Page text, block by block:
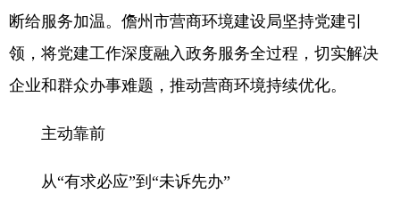
断给服务加温。儋州市营商环境建设局坚持党建引
领，将党建工作深度融入政务服务全过程，切实解决
企业和群众办事难题，推动营商环境持续优化。
主动靠前
从“有求必应”到“未诉先办”